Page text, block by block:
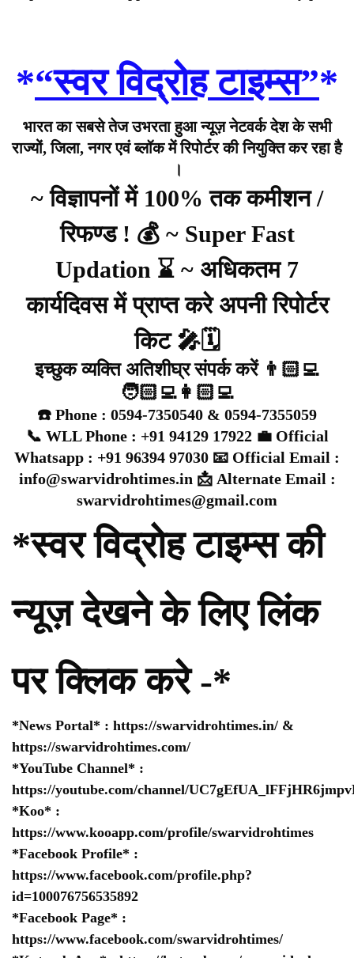
*“स्वर विद्रोह टाइम्स”*
भारत का सबसे तेज उभरता हुआ न्यूज़ नेटवर्क देश के सभी
राज्यों, जिला, नगर एवं ब्लॉक में रिपोर्टर की नियुक्ति कर रहा है
।
~ विज्ञापनों में 100% तक कमीशन /
रिफण्ड ! 💰 ~ Super Fast
Updation ⌛ ~ अधिकतम 7
कार्यदिवस में प्राप्त करे अपनी रिपोर्टर
किट 🎤🗓️
इच्छुक व्यक्ति अतिशीघ्र संपर्क करें 👨🏻‍💻
🧑🏻‍💻👩🏻‍💻
☎️ Phone : 0594-7350540 & 0594-7355059
📞 WLL Phone : +91 94129 17922 💼 Official
Whatsapp : +91 96394 97030 📧 Official Email :
info@swarvidrohtimes.in 📩 Alternate Email :
swarvidrohtimes@gmail.com
*स्वर विद्रोह टाइम्स की
न्यूज़ देखने के लिए लिंक
पर क्लिक करे -*
*News Portal* : https://swarvidrohtimes.in/ &
https://swarvidrohtimes.com/
*YouTube Channel* :
https://youtube.com/channel/
*Koo* :
https://www.kooapp.com/profile/swarvidrohtimes
*Facebook Profile* :
https://www.facebook.com/profile.php?
id=100076756535892
*Facebook Page* :
https://www.facebook.com/swarvidrohtimes/